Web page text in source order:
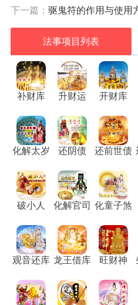
下一篇： 驱鬼符的作用与使用方
法事项目列表
补财库 升财运 开财库
化解太岁 还阴债 还前世债
破小人 化解官司 化童子煞
观音还库 龙王借库 旺财神